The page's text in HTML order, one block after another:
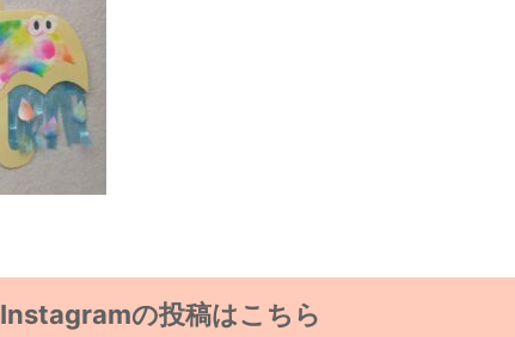
Instagramの投稿はこちら